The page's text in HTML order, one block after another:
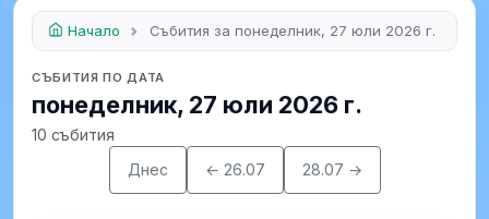
Начало Събития за понеделник, 27 юли 2026 г.
СЪБИТИЯ ПО ДАТА
понеделник, 27 юли 2026 г.
10 събития
Днес
← 26.07 28.07 →